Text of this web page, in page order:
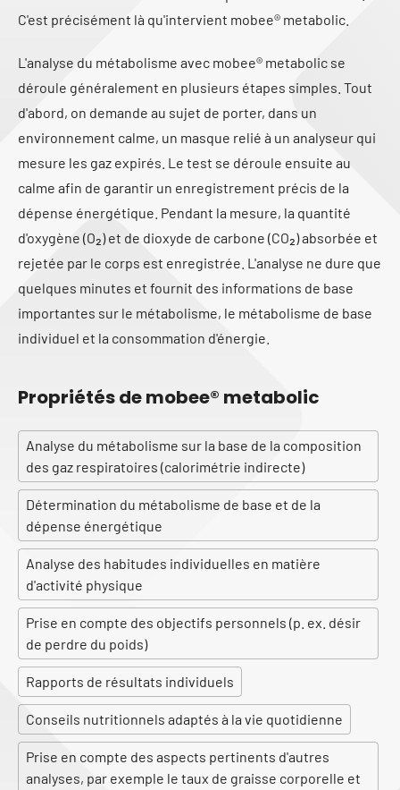
C'est précisément là qu'intervient mobee® metabolic.
L'analyse du métabolisme avec mobee® metabolic se
déroule généralement en plusieurs étapes simples. Tout
d'abord, on demande au sujet de porter, dans un
environnement calme, un masque relié à un analyseur qui
mesure les gaz expirés. Le test se déroule ensuite au
calme afin de garantir un enregistrement précis de la
dépense énergétique. Pendant la mesure, la quantité
d'oxygène (O₂) et de dioxyde de carbone (CO₂) absorbée et
rejetée par le corps est enregistrée. L'analyse ne dure que
quelques minutes et fournit des informations de base
importantes sur le métabolisme, le métabolisme de base
individuel et la consommation d'énergie.
Propriétés de mobee® metabolic
Analyse du métabolisme sur la base de la composition
des gaz respiratoires (calorimétrie indirecte)
Détermination du métabolisme de base et de la
dépense énergétique
Analyse des habitudes individuelles en matière
d'activité physique
Prise en compte des objectifs personnels (p. ex. désir
de perdre du poids)
Rapports de résultats individuels
Conseils nutritionnels adaptés à la vie quotidienne
Prise en compte des aspects pertinents d'autres
analyses, par exemple le taux de graisse corporelle et